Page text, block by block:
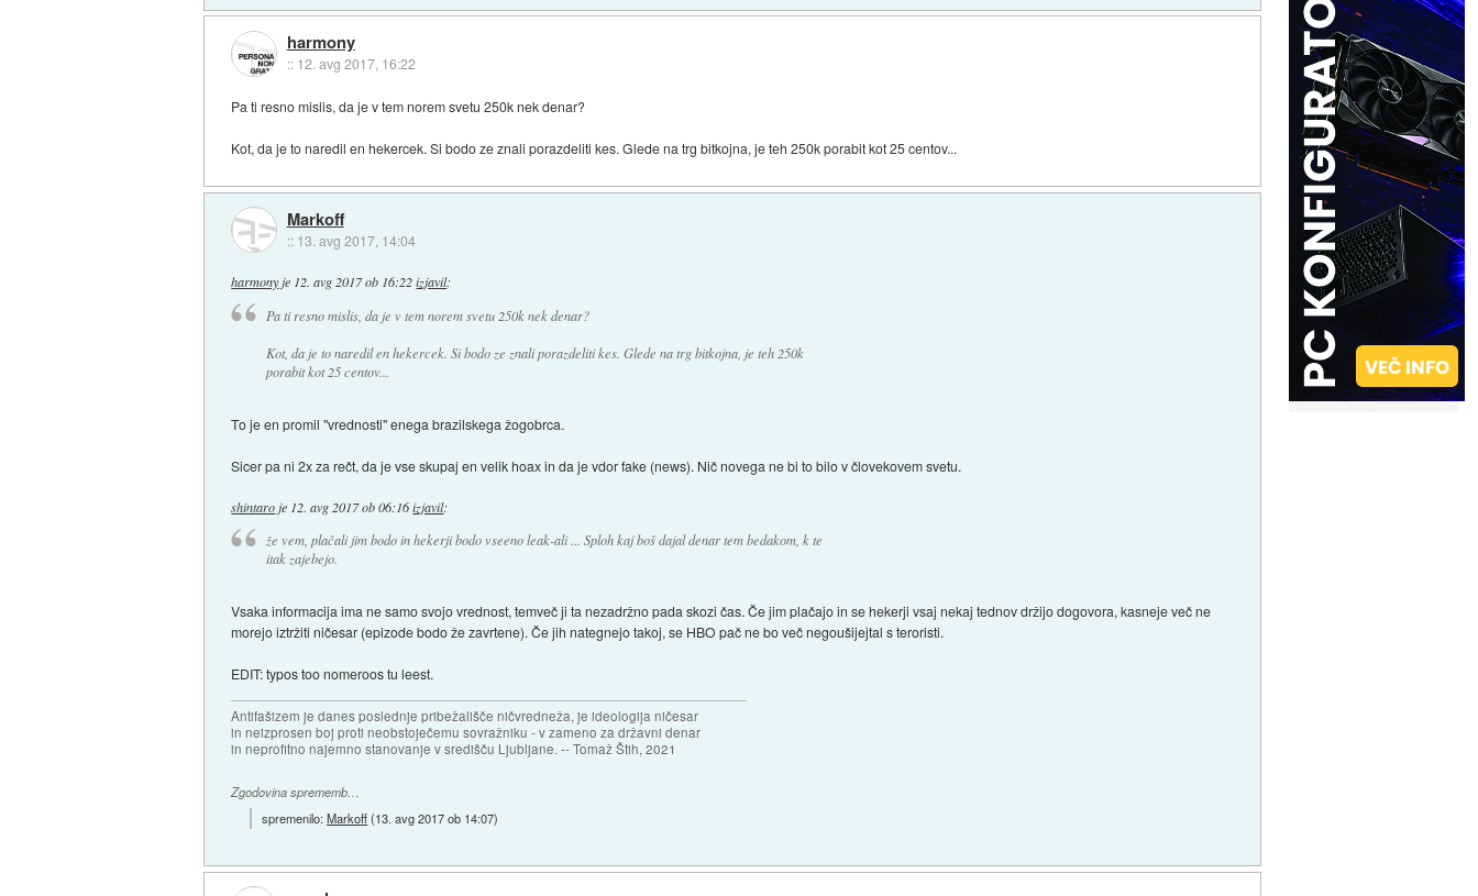
harmony
:: 12. avg 2017, 16:22
Pa ti resno mislis, da je v tem norem svetu 250k nek denar?
Kot, da je to naredil en hekercek. Si bodo ze znali porazdeliti kes. Glede na trg bitkojna, je teh 250k porabit kot 25 centov...
Markoff
:: 13. avg 2017, 14:04
harmonyje 12. avg 2017 ob 16:22 izjavil:
Pa ti resno mislis, da je v tem norem svetu 250k nek denar?
Kot, da je to naredil en hekercek. Si bodo ze znali porazdeliti kes. Glede na trg bitkojna, je teh 250k
porabit kot 25 centov...
To je en promil "vrednosti" enega brazilskega žogobrca.
Sicer pa ni 2x za rečt, da je vse skupaj en velik hoax in da je vdor fake (news). Nič novega ne bi to bilo v človekovem svetu.
shintaro je 12. avg 2017 ob 06:16 izjavil:
že vem, plačali jim bodo in hekerji bodo vseeno leak-ali ... Sploh kaj boš dajal denar tem bedakom, k te
itak zajebejo.
Vsaka informacija ima ne samo svojo vrednost, temveč ji ta nezadržno pada skozi čas. Če jim plačajo in se hekerji vsaj nekaj tednov držijo dogovora, kasneje več ne
morejo iztržiti ničesar (epizode bodo že zavrtene). Če jih nategnejo takoj, se HBO pač ne bo več negoušijejtal s teroristi.
EDIT: typos too nomeroos tu leest.
Antifašizem je danes poslednje pribežališče ničvredneža, je ideologija ničesar
in neizprosen boj proti neobstoječemu sovražniku - v zameno za državni denar
in neprofitno najemno stanovanje v središču Ljubljane. -- Tomaž Štih, 2021
Zgodovina sprememb…
spremenilo:Markoff(13. avg 2017 ob 14:07)